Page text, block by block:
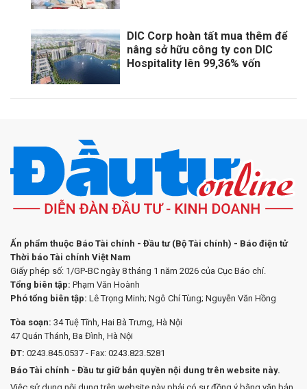
DIC Corp hoàn tất mua thêm để
nâng sở hữu công ty con DIC
Hospitality lên 99,36% vốn
Ấn phẩm thuộc Báo Tài chính - Đầu tư (Bộ Tài chính) - Báo điện tử
Thời báo Tài chính Việt Nam
Giấy phép số: 1/GP-BC ngày 8 tháng 1 năm 2026 của Cục Báo chí.
Tổng biên tập: Phạm Văn Hoành
Phó tổng biên tập: Lê Trọng Minh; Ngô Chí Tùng; Nguyễn Văn Hồng
Tòa soạn: 34 Tuệ Tĩnh, Hai Bà Trưng, Hà Nội
47 Quán Thánh, Ba Đình, Hà Nội
ĐT: 0243.845.0537 - Fax: 0243.823.5281
Báo Tài chính - Đầu tư giữ bản quyền nội dung trên website này.